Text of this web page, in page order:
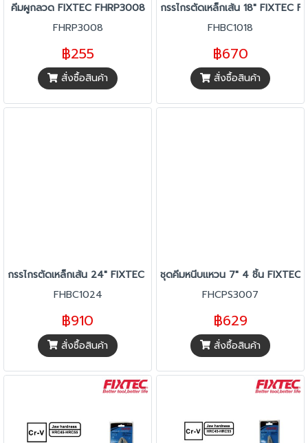
คีมผูกลวด FIXTEC FHRP3008
FHRP3008
฿255
สั่งซื้อสินค้า
กรรไกรตัดเหล็กเส้น 18" FIXTEC
FHBC1018
฿670
สั่งซื้อสินค้า
กรรไกรตัดเหล็กเส้น 24" FIXTEC FHBC1024
FHBC1024
฿910
สั่งซื้อสินค้า
ชุดคีมหนีบแหวน 7" 4 ชิ้น FIXTEC
FHCPS3007
฿629
สั่งซื้อสินค้า